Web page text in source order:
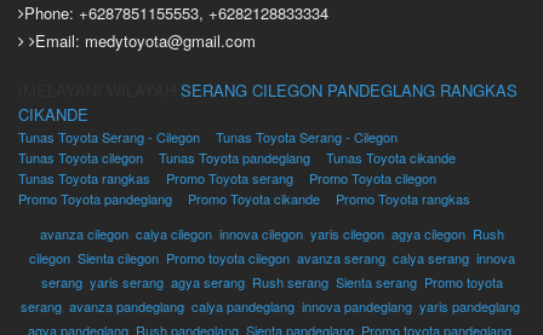
Phone: +6287851155553, +6282128833334
Email: medytoyota@gmail.com
SERANG CILEGON PANDEGLANG RANGKAS
CIKANDE
Tunas Toyota Serang - Cilegon
Tunas Toyota Serang - Cilegon
Tunas Toyota cilegon
Tunas Toyota pandeglang
Tunas Toyota cikande
Tunas Toyota rangkas
Promo Toyota serang
Promo Toyota cilegon
Promo Toyota pandeglang
Promo Toyota cikande
Promo Toyota rangkas
avanza cilegon, calya cilegon, innova cilegon, yaris cilegon, agya cilegon, Rush
cilegon, Sienta cilegon, Promo toyota cilegon, avanza serang, calya serang, innova
serang, yaris serang, agya serang, Rush serang, Sienta serang, Promo toyota
serang, avanza pandeglang, calya pandeglang, innova pandeglang, yaris pandeglang,
agya pandeglang Rush pandeglang Sienta pandeglang Promo toyota pandeglang